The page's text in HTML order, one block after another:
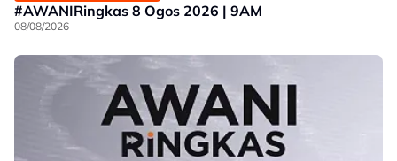
#AWANIRingkas 8 Ogos 2026 | 9AM
08/08/2026